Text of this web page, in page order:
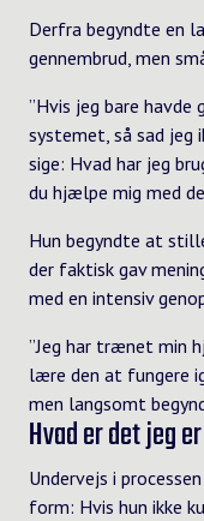
Derfra begyndte en
gennembrud, men
”Hvis jeg bare
systemet, så sad jeg
sige: Hvad har jeg
du hjælpe mig med
Hun begyndte at
der faktisk gav
med en intensiv
”Jeg har trænet min
lære den at fungere
men langsomt
Hvad er det jeg
Undervejs i
form: Hvis hun ikke